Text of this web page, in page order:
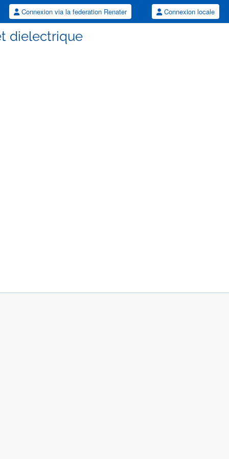
Connexion via la federation Renater Connexion locale
dielectrique